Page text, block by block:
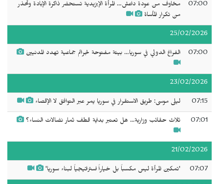
07:00
مخاوف من عودة داعش… المرأة الإيزيدية تستحضر ذاكرة الإبادة وتحذر
من تكرار المأساة
25/02/2026
07:00 الفراغ الدولي في سوريا… بيئة مفتوحة لجرائم جماعية تهدد المدنيين
23/02/2026
07:15 ليلى موسى: طريق الاستقرار في سوريا يمر عبر التوافق لا الإقصاء
07:01 ثلاث حقائب وزارية... هل تعتبر بداية قطف ثمار نضالات النساء؟
21/02/2026
07:07 'تمكين المرأة ليس مكسباً بل خياراً استراتيجياً لبناء سوريا'